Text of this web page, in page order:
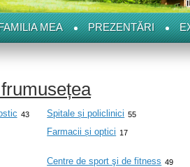
MEA PREZENTĂRI
43 Spitale și policlinici 55
Farmacii și optici 17
Centre de sport şi de fitness 49